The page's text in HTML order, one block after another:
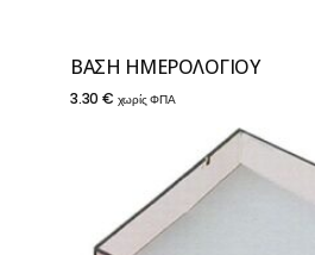
ΒΑΣΗ ΗΜΕΡΟΛΟΓΙΟΥ
3.30 € χωρίς ΦΠΑ